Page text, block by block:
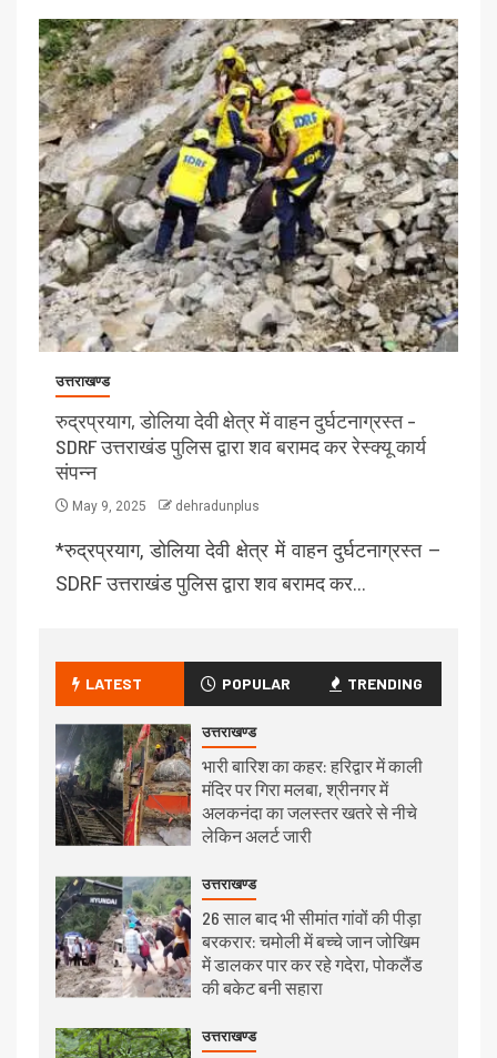
उत्तराखण्ड
रुद्रप्रयाग, डोलिया देवी क्षेत्र में वाहन दुर्घटनाग्रस्त –
SDRF उत्तराखंड पुलिस द्वारा शव बरामद कर रेस्क्यू कार्य
संपन्न
May 9, 2025 dehradunplus
*रुद्रप्रयाग, डोलिया देवी क्षेत्र में वाहन दुर्घटनाग्रस्त –
SDRF उत्तराखंड पुलिस द्वारा शव बरामद कर…
LATEST POPULAR TRENDING
उत्तराखण्ड
भारी बारिश का कहर: हरिद्वार में काली
मंदिर पर गिरा मलबा, श्रीनगर में
अलकनंदा का जलस्तर खतरे से नीचे
लेकिन अलर्ट जारी
उत्तराखण्ड
26 साल बाद भी सीमांत गांवों की पीड़ा
बरकरार: चमोली में बच्चे जान जोखिम
में डालकर पार कर रहे गदेरा, पोकलैंड
की बकेट बनी सहारा
उत्तराखण्ड